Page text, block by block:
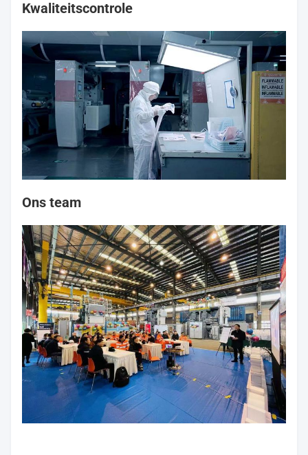
Kwaliteitscontrole
Ons team